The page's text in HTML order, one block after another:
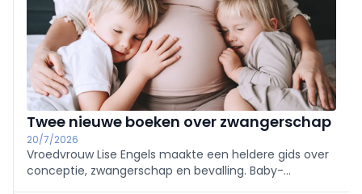
Twee nieuwe boeken over zwangerschap
20/7/2026
Vroedvrouw Lise Engels maakte een heldere gids over
conceptie, zwangerschap en bevalling. Baby-